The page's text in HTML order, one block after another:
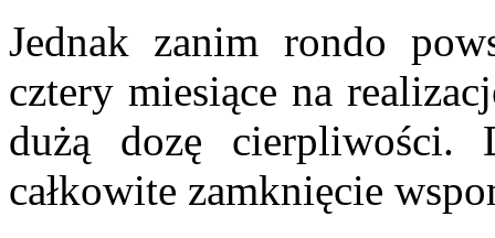
Jednak zanim rondo
cztery miesiące na
dużą dozę cierpliwości.
całkowite zamknięcie